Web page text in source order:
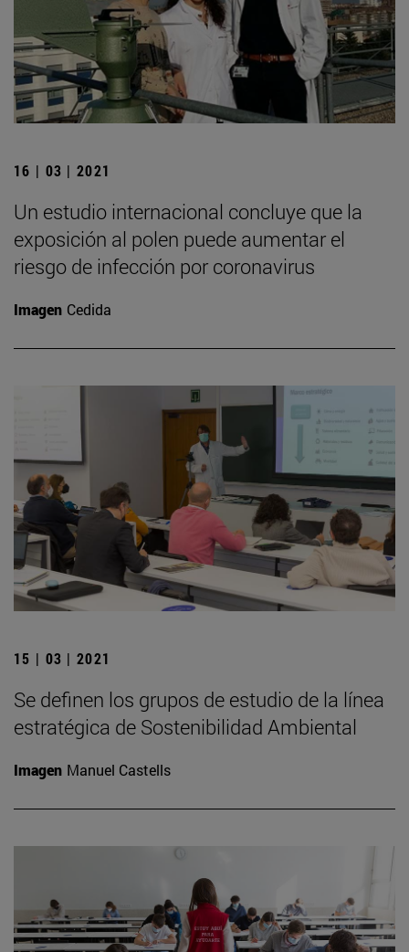
16 | 03 | 2021
Un estudio internacional concluye que la
exposición al polen puede aumentar el
riesgo de infección por coronavirus
Imagen Cedida
15 | 03 | 2021
Se definen los grupos de estudio de la línea
estratégica de Sostenibilidad Ambiental
Imagen Manuel Castells